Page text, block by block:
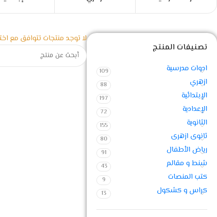
تصنيفات المنتج
ادوات مدرسية 109
ازهري 88
الإبتدائية 197
الإعدادية 72
الثانوية 155
ثانوى ازهرى 80
رياض الأطفال 91
شنط و مقالم 43
كتب المنصات 9
كراس و كشكول 13
لا توجد منتجات تتوافق مع